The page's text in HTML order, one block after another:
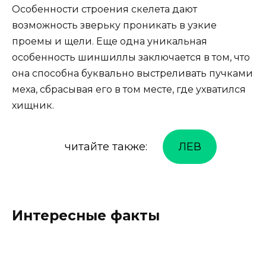
Особенности строения скелета дают
возможность зверьку проникать в узкие
проемы и щели. Еще одна уникальная
особенность шиншиллы заключается в том, что
она способна буквально выстреливать пучками
меха, сбрасывая его в том месте, где ухватился
хищник.
читайте также: ЛЕВ
Интересные факты